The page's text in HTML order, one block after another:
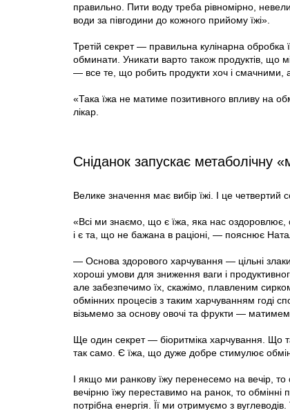
правильно. Пити воду треба рівномірно,
води за півгодини до кожного прийому їжі».
Третій секрет — правильна кулінарна обробка
обминати. Уникати варто також продуктів, що
— все те, що робить продукти хоч і смачними,
«Така їжа не матиме позитивного впливу на
лікар.
Сніданок запускає метаболічну
Велике значення має вибір їжі. І це четвертий
«Всі ми знаємо, що є їжа, яка нас оздоровлює,
і є та, що не бажана в раціоні, — пояснює
— Основа здорового харчування — цільні
хороші умови для зниження ваги і
але забезпечимо їх, скажімо, плавленим
обмінних процесів з таким харчуванням годі
візьмемо за основу овочі та фрукти —
Ще один секрет — біоритміка харчування. Що
так само. Є їжа, що дуже добре стимулює
І якщо ми ранкову їжу перенесемо на вечір,
вечірню їжу переставимо на ранок, то
потрібна енергія. Її ми отримуємо з